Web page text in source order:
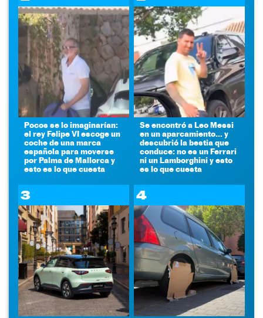
Pocos se lo imaginarían:
el rey Felipe VI escoge un
coche de una marca
española para moverse
por Palma de Mallorca y
esto es lo que cuesta
Se encontró a Leo Messi
en un aparcamiento... y
descubrió la bestia que
conduce: no es un Ferrari
ni un Lamborghini y esto
es lo que cuesta
3 4